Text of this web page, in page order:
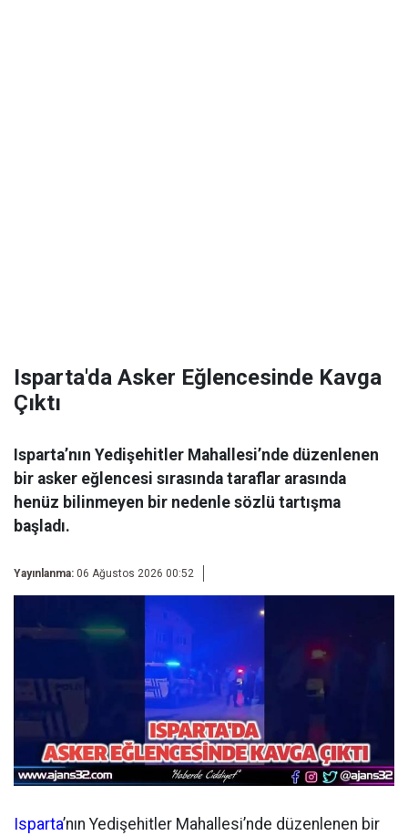
Isparta'da Asker Eğlencesinde Kavga
Çıktı
Isparta’nın Yedişehitler Mahallesi’nde düzenlenen
bir asker eğlencesi sırasında taraflar arasında
henüz bilinmeyen bir nedenle sözlü tartışma
başladı.
Yayınlanma: 06 Ağustos 2026 00:52
Isparta’nın Yedişehitler Mahallesi’nde düzenlenen bir